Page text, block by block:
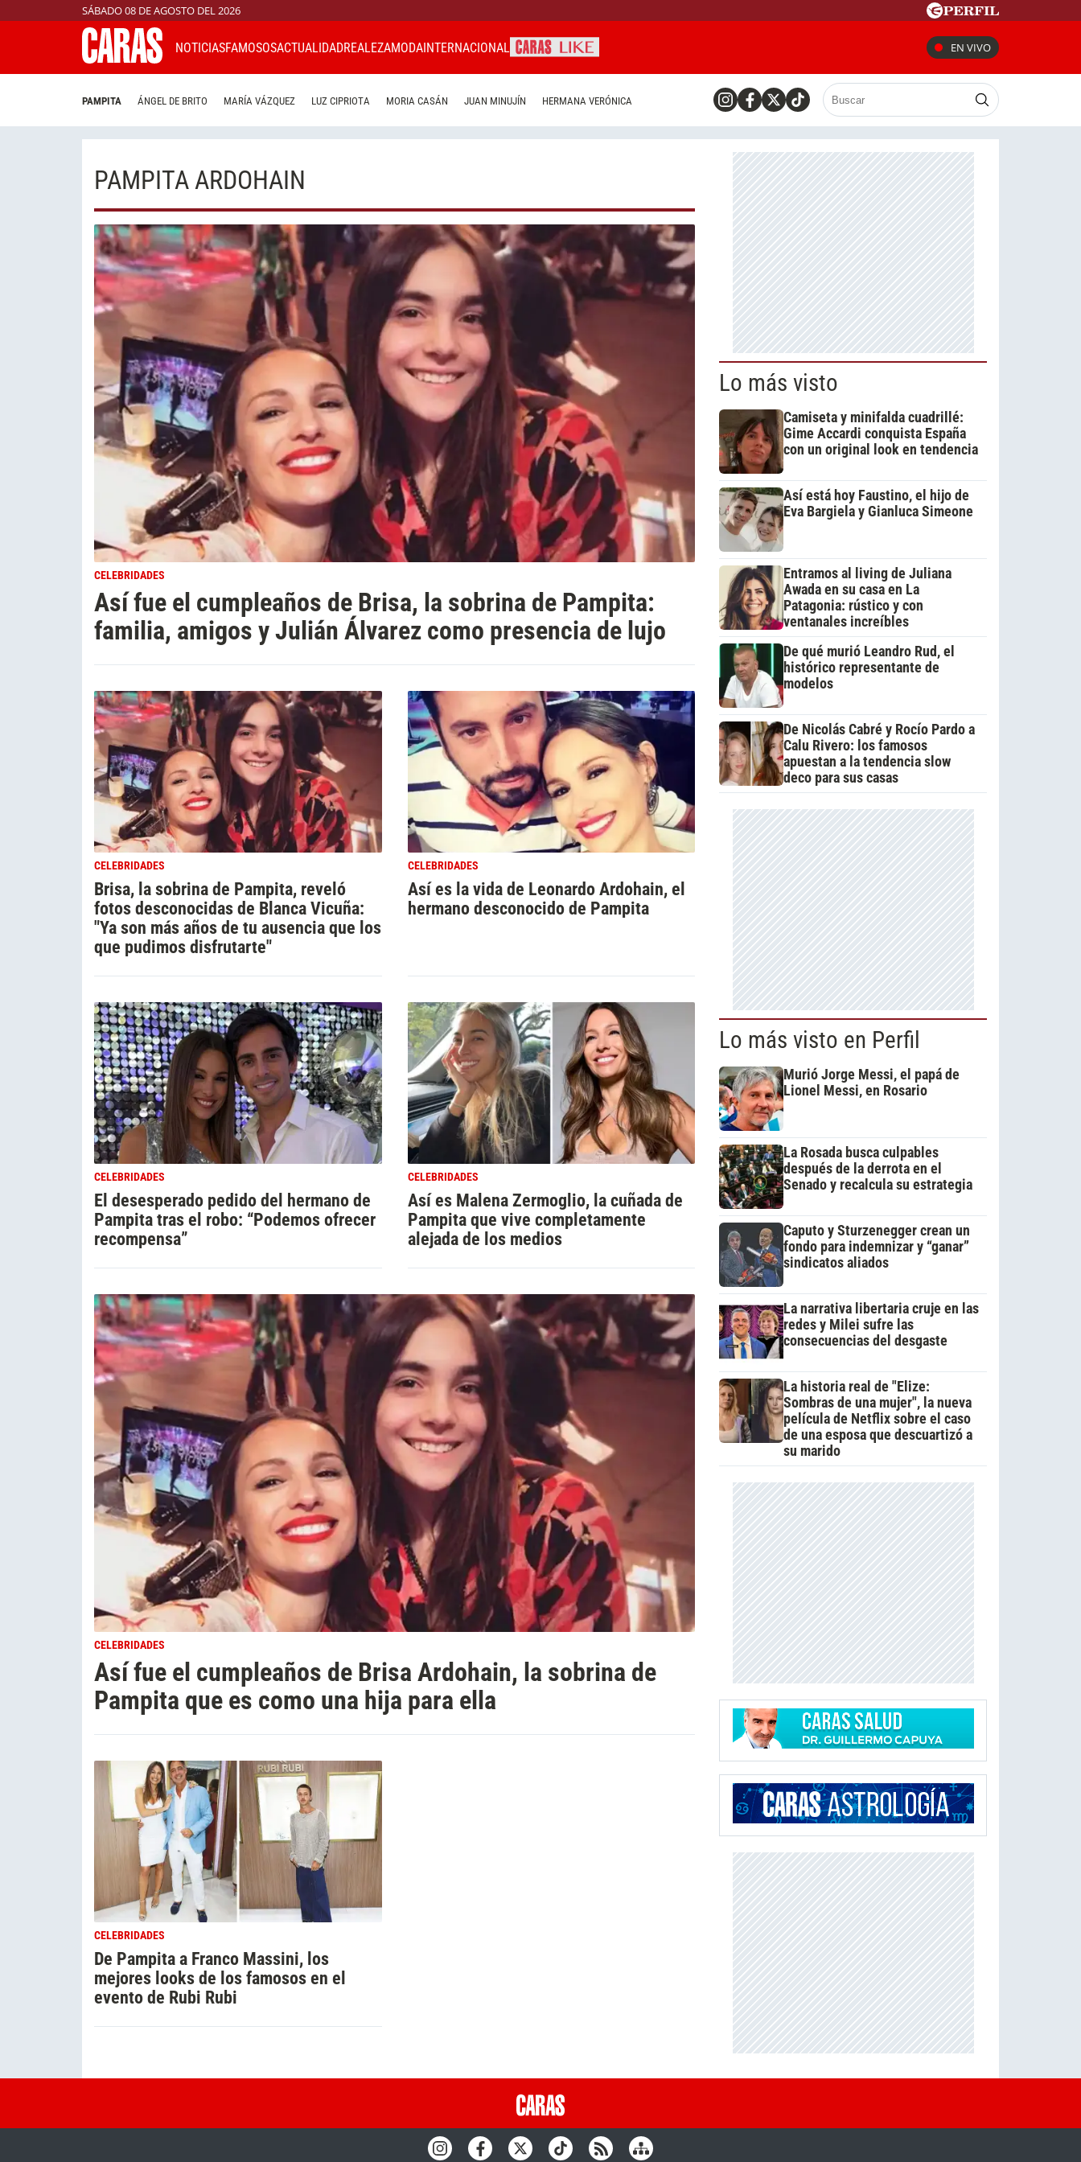
SÁBADO 08 DE AGOSTO DEL 2026
NOTICIASFAMOSOSACTUALIDADREALEZAMODAINTERNACIONAL EN VIVO
PAMPITA ÁNGEL DE BRITO MARÍA VÁZQUEZ LUZ CIPRIOTA MORIA CASÁN JUAN MINUJÍN HERMANA VERÓNICA
PAMPITA ARDOHAIN
CELEBRIDADES
Así fue el cumpleaños de Brisa, la sobrina de Pampita:
familia, amigos y Julián Álvarez como presencia de lujo
CELEBRIDADES
Brisa, la sobrina de Pampita, reveló
fotos desconocidas de Blanca Vicuña:
"Ya son más años de tu ausencia que los
que pudimos disfrutarte"
CELEBRIDADES
Así es la vida de Leonardo Ardohain, el
hermano desconocido de Pampita
CELEBRIDADES
El desesperado pedido del hermano de
Pampita tras el robo: “Podemos ofrecer
recompensa”
CELEBRIDADES
Así es Malena Zermoglio, la cuñada de
Pampita que vive completamente
alejada de los medios
CELEBRIDADES
Así fue el cumpleaños de Brisa Ardohain, la sobrina de
Pampita que es como una hija para ella
CELEBRIDADES
De Pampita a Franco Massini, los
mejores looks de los famosos en el
evento de Rubi Rubi
Lo más visto
Camiseta y minifalda cuadrillé:
Gime Accardi conquista España
con un original look en tendencia
Así está hoy Faustino, el hijo de
Eva Bargiela y Gianluca Simeone
Entramos al living de Juliana
Awada en su casa en La
Patagonia: rústico y con
ventanales increíbles
De qué murió Leandro Rud, el
histórico representante de
modelos
De Nicolás Cabré y Rocío Pardo a
Calu Rivero: los famosos
apuestan a la tendencia slow
deco para sus casas
Lo más visto en Perfil
Murió Jorge Messi, el papá de
Lionel Messi, en Rosario
La Rosada busca culpables
después de la derrota en el
Senado y recalcula su estrategia
Caputo y Sturzenegger crean un
fondo para indemnizar y “ganar”
sindicatos aliados
La narrativa libertaria cruje en las
redes y Milei sufre las
consecuencias del desgaste
La historia real de "Elize:
Sombras de una mujer", la nueva
película de Netflix sobre el caso
de una esposa que descuartizó a
su marido